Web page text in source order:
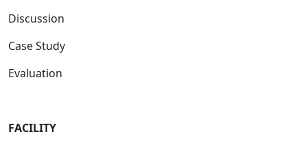
Discussion
Case Study
Evaluation
FACILITY